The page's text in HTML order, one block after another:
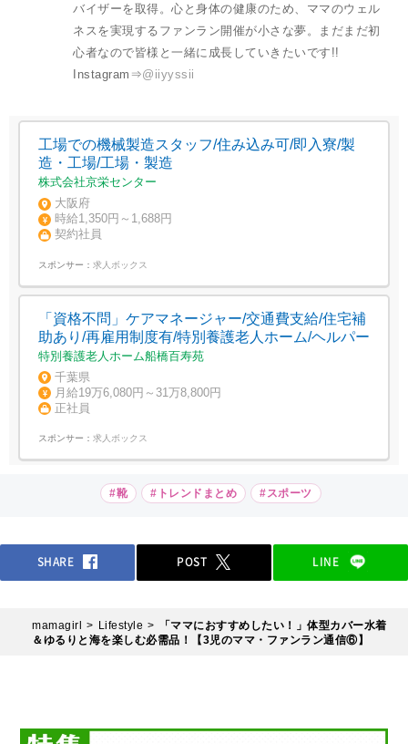
バイザーを取得。心と身体の健康のため、ママのウェル
ネスを実現するファンラン開催が小さな夢。まだまだ初
心者なので皆様と一緒に成長していきたいです!!
Instagram⇒@iiyyssii
工場での機械製造スタッフ/住み込み可/即入寮/製
造・工場/工場・製造
株式会社京栄センター
大阪府
時給1,350円～1,688円
契約社員
スポンサー： 求人ボックス
「資格不問」ケアマネージャー/交通費支給/住宅補
助あり/再雇用制度有/特別養護老人ホーム/ヘルパー
特別養護老人ホーム船橋百寿苑
千葉県
月給19万6,080円～31万8,800円
正社員
スポンサー： 求人ボックス
#靴 #トレンドまとめ #スポーツ
SHARE POST LINE
mamagirl Lifestyle
「ママにおすすめしたい！」体型カバー水着
＆ゆるりと海を楽しむ必需品！【3児のママ・ファンラン通信⑥】